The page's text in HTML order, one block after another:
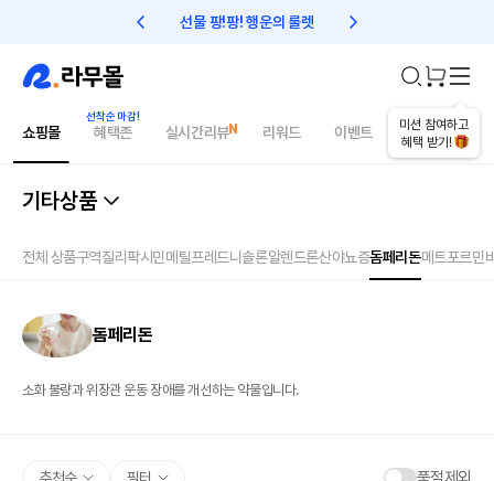
선물 팡!팡! 행운의 룰렛 친구초대 1만원 리워드!
미션 참여하고
혜택 받기!
쇼핑몰 혜택존 실시간리뷰 리워드 이벤트 건강매거진
기타상품
전체 상품구역질리팍시민메틸프레드니솔론알렌드론산야뇨증돔페리돈메트포르민
돔페리돈
소화 불량과 위장관 운동 장애를 개선하는 약물입니다.